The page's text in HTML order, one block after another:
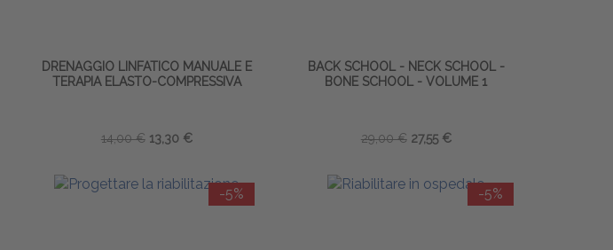
DRENAGGIO LINFATICO MANUALE E
TERAPIA ELASTO-COMPRESSIVA
14,00 € 13,30 €
BACK SCHOOL - NECK SCHOOL -
BONE SCHOOL - VOLUME 1
29,00 € 27,55 €
-5% -5%